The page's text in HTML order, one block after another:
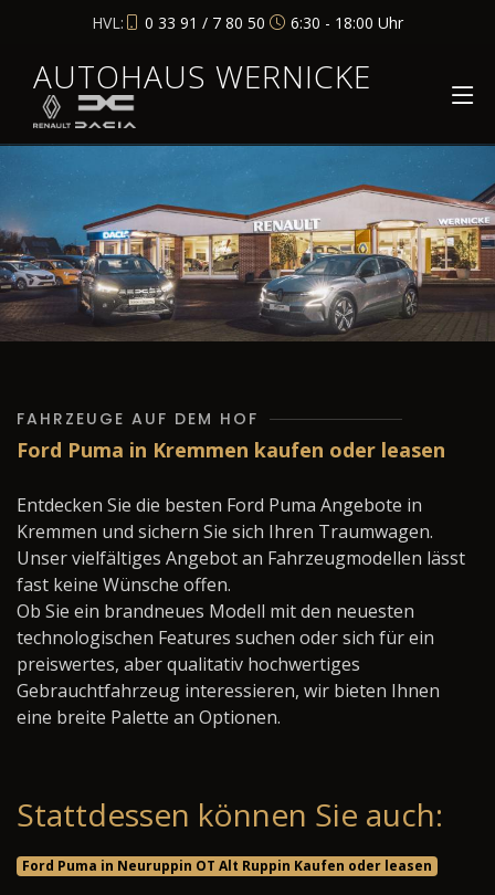
HVL: 0 33 91 / 7 80 50 6:30 - 18:00 Uhr
AUTOHAUS WERNICKE
FAHRZEUGE AUF DEM HOF
Ford Puma in Kremmen kaufen oder leasen
Entdecken Sie die besten Ford Puma Angebote in
Kremmen und sichern Sie sich Ihren Traumwagen.
Unser vielfältiges Angebot an Fahrzeugmodellen lässt
fast keine Wünsche offen.
Ob Sie ein brandneues Modell mit den neuesten
technologischen Features suchen oder sich für ein
preiswertes, aber qualitativ hochwertiges
Gebrauchtfahrzeug interessieren, wir bieten Ihnen
eine breite Palette an Optionen.
Stattdessen können Sie auch:
Ford Puma in Neuruppin OT Alt Ruppin Kaufen oder leasen